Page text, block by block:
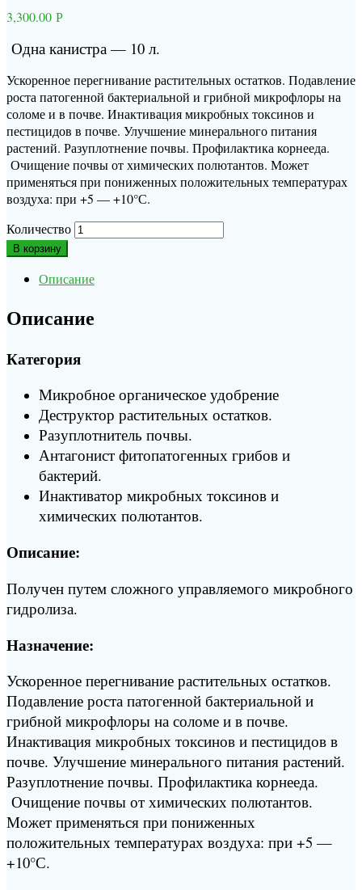
3,300.00 Р
Одна канистра — 10 л.
Ускоренное перегнивание растительных остатков. Подавление
роста патогенной бактериальной и грибной микрофлоры на
соломе и в почве. Инактивация микробных токсинов и
пестицидов в почве. Улучшение минерального питания
растений. Разуплотнение почвы. Профилактика корнееда.
Очищение почвы от химических полютантов. Может
применяться при пониженных положительных температурах
воздуха: при +5 — +10°С.
Количество
В корзину
Описание
Описание
Категория
Микробное органическое удобрение
Деструктор растительных остатков.
Разуплотнитель почвы.
Антагонист фитопатогенных грибов и
бактерий.
Инактиватор микробных токсинов и
химических полютантов.
Описание:
Получен путем сложного управляемого микробного
гидролиза.
Назначение:
Ускоренное перегнивание растительных остатков.
Подавление роста патогенной бактериальной и
грибной микрофлоры на соломе и в почве.
Инактивация микробных токсинов и пестицидов в
почве. Улучшение минерального питания растений.
Разуплотнение почвы. Профилактика корнееда.
Очищение почвы от химических полютантов.
Может применяться при пониженных
положительных температурах воздуха: при +5 —
+10°С.